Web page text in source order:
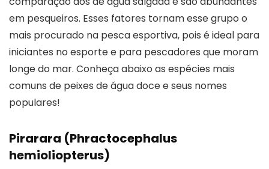
em pesqueiros. Esses fatores tornam esse grupo o
mais procurado na pesca esportiva, pois é ideal para
iniciantes no esporte e para pescadores que moram
longe do mar. Conheça abaixo as espécies mais
comuns de peixes de água doce e seus nomes
populares!
Pirarara (Phractocephalus
hemioliopterus)